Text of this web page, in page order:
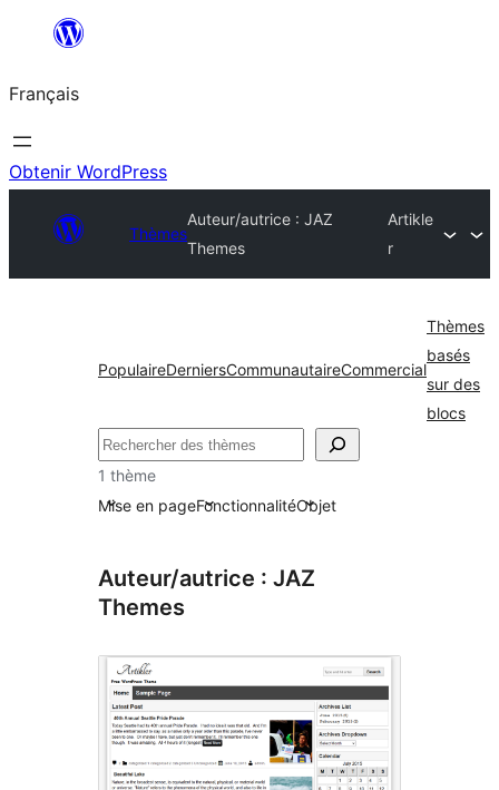
contenu
Français
Obtenir WordPress
Thèmes
Auteur/autrice : JAZ
Themes
Artikle
r
PopulaireDerniersCommunautaireCommercial
Thèmes
basés
sur des
blocs
Rechercher
1 thème
Mise en pageFonctionnalitéObjet
Auteur/autrice : JAZ
Themes